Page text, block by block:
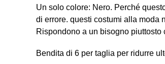
Un solo colore: Nero. Perché
di errore. questi costumi alla moda
Rispondono a un bisogno piuttosto
Bendita di 6 per taglia per ridurre